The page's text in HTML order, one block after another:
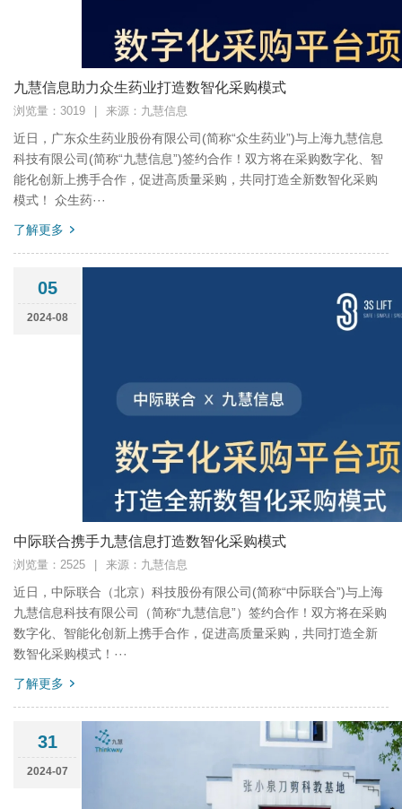
九慧信息助力众生药业打造数智化采购模式
浏览量：3019 来源：九慧信息
近日，广东众生药业股份有限公司(简称“众生药业”)与上海九慧信息
科技有限公司(简称“九慧信息”)签约合作！双方将在采购数字化、智
能化创新上携手合作，促进高质量采购，共同打造全新数智化采购
模式！ 众生药···
了解更多
05
2024-08
中际联合携手九慧信息打造数智化采购模式
浏览量：2525 来源：九慧信息
近日，中际联合（北京）科技股份有限公司(简称“中际联合”)与上海
九慧信息科技有限公司（简称“九慧信息”）签约合作！双方将在采购
数字化、智能化创新上携手合作，促进高质量采购，共同打造全新
数智化采购模式！···
了解更多
31
2024-07